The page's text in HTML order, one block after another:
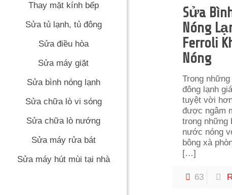
Thay mặt kính bếp
Sửa tủ lạnh, tủ đông
Sửa điều hòa
Sửa máy giặt
Sửa bình nóng lạnh
Sửa chữa lò vi sóng
Sửa chữa lò nướng
Sửa máy rửa bát
Sửa máy hút mùi tại nhà
Sửa
Nóng
Ferroli
Nóng
Trong
đông lạnh
tuyệt vời
được ngâm
trong những
nước nóng
bông xà
[…]
63